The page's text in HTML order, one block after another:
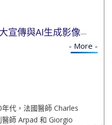
宣傳與AI生成影像....
- More -
代，法國醫師 Charles
師 Arpad 和 Giorgio